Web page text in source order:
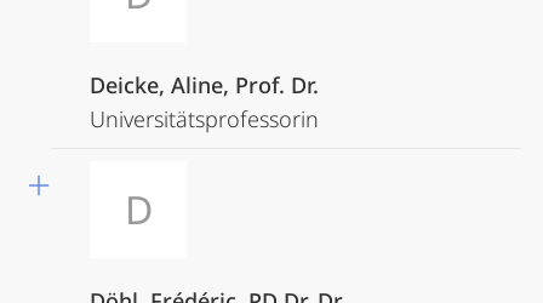
Deicke, Aline, Prof. Dr.
Universitätsprofessorin
D